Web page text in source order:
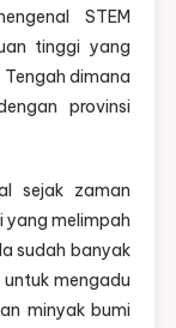
STEM
tinggi yang
dimana
provinsi
sejak zaman
yang melimpah
sudah banyak
mengadu
minyak bumi